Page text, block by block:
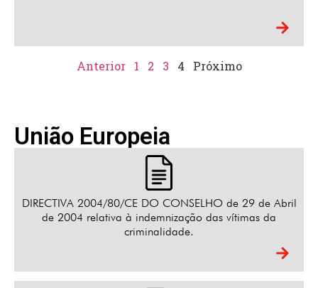
Anterior 1 2 3 4 Próximo
União Europeia
DIRECTIVA 2004/80/CE DO CONSELHO de 29 de Abril
de 2004 relativa à indemnização das vítimas da
criminalidade.